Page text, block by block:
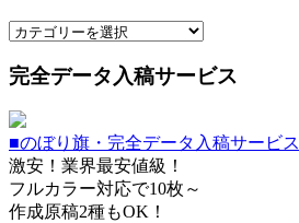
カ
ゴ
ー
完全データ入稿サービス
■のぼり旗・完全データ入稿サービス
激安！業界最安値級！
フルカラー対応で10枚～
作成原稿2種もOK！